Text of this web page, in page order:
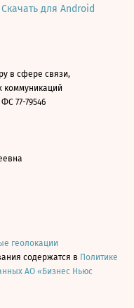
Скачать для Android
в сфере связи,
коммуникаций
77-79546
геолокации
содержатся в Политике
АО «Бизнес Ньюс